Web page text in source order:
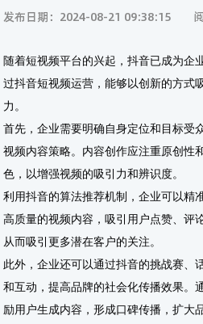
发布日期：2024-08-21 09:38:15
随着短视频平台的兴起，抖音已成为企
过抖音短视频运营，能够以创新的方式
力。
首先，企业需要明确自身定位和目标受
视频内容策略。内容创作应注重原创性
色，以增强视频的吸引力和辨识度。
利用抖音的算法推荐机制，企业可以精
高质量的视频内容，吸引用户点赞、评
从而吸引更多潜在客户的关注。
此外，企业还可以通过抖音的挑战赛、
和互动，提高品牌的社会化传播效果。
励用户生成内容，形成口碑传播，扩大